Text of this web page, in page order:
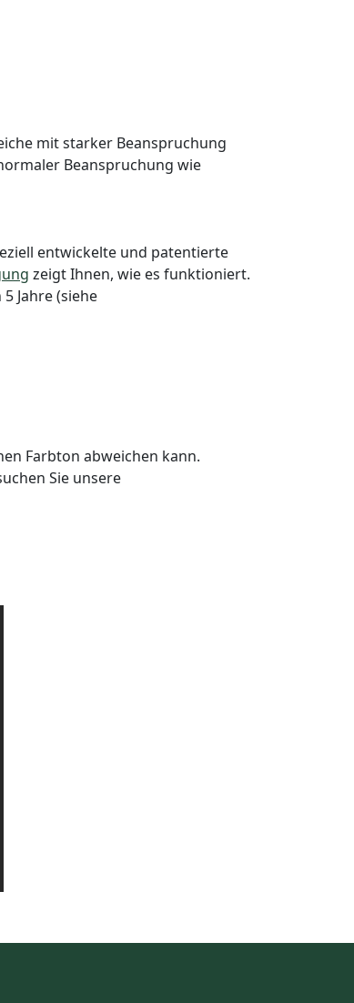
mit starker Beanspruchung
Beanspruchung wie
entwickelte und patentierte
zeigt Ihnen, wie es funktioniert.
Jahre (siehe
Farbton abweichen kann.
Sie unsere